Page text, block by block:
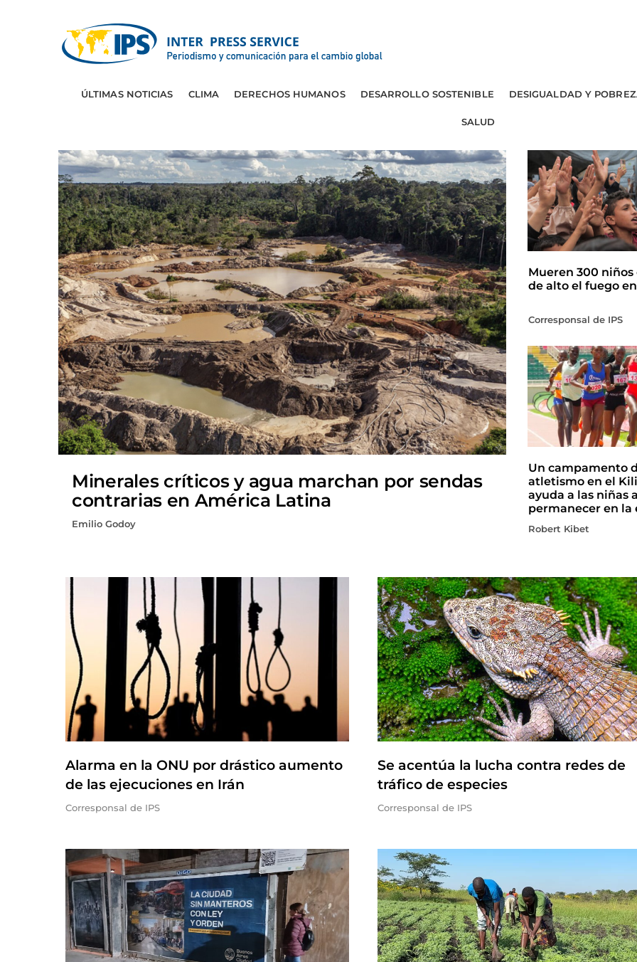
ÚLTIMAS NOTICIAS CLIMA DERECHOS HUMANOS DESARROLLO SOSTENIBLE DESIGUALDAD Y
SALUD
Minerales críticos y agua marchan por sendas
contrarias en América Latina
Emilio Godoy
Mueren 300 niños
de alto el fuego
Corresponsal de IPS
Un campamento
atletismo en el
ayuda a las niñas
permanecer en la
Robert Kibet
Alarma en la ONU por drástico aumento
de las ejecuciones en Irán
Corresponsal de IPS
Se acentúa la lucha contra redes de
tráfico de especies
Corresponsal de IPS